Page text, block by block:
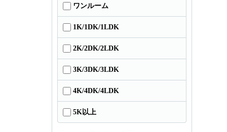
ワンルーム
1K/1DK/1LDK
2K/2DK/2LDK
3K/3DK/3LDK
4K/4DK/4LDK
5K以上